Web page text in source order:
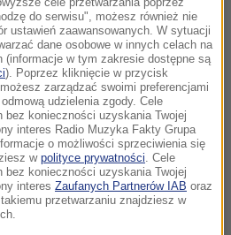
Gazzetta dello Sport".
materiałem video:
do serwisu", możesz również nie
ustawień zaawansowanych. W sytuacji
dane osobowe w innych celach na
(informacje w tym zakresie dostępne są
). Poprzez kliknięcie w przycisk
zarządzać swoimi preferencjami
udzielenia zgody. Cele
bez konieczności uzyskania Twojej
interes Radio Muzyka Fakty Grupa
o możliwości sprzeciwienia się
w polityce prywatności . Cele
bez konieczności uzyskania Twojej
interes Zaufanych Partnerów IAB oraz
przetwarzaniu znajdziesz w